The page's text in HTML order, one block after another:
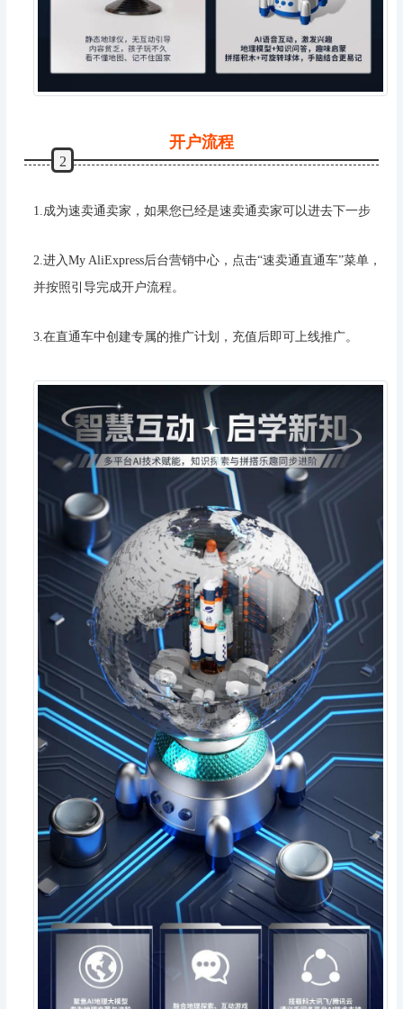
开户流程
2
1.成为速卖通卖家，如果您已经是速卖通卖家可以进去下一步
2.进入My AliExpress后台营销中心，点击“速卖通直通车”菜单，
并按照引导完成开户流程。
3.在直通车中创建专属的推广计划，充值后即可上线推广。